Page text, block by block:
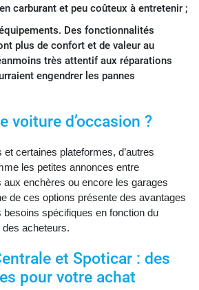
carburant et peu coûteux à entretenir ;
Des fonctionnalités
plus de confort et de valeur au
très attentif aux réparations
engendrer les pannes
voiture d’occasion ?
certaines plateformes, d’autres
les petites annonces entre
enchères ou encore les garages
de ces options présente des avantages
besoins spécifiques en fonction du
acheteurs.
et Spoticar : des
pour votre achat